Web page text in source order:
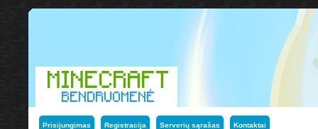
Prisijungimas Registracija Serverių sąrašas Kontaktai